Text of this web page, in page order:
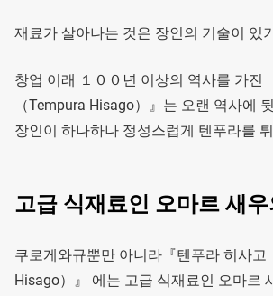
재료가 살아나는 것은 장인의 기술이 있
창업 이래 １００년 이상의 역사를 가진
（Tempura Hisago）』는 오랜 역사에
장인이 하나하나 정성스럽게 텐푸라를
고급 식재료인 오마르 새우
쿠로게와규뿐만 아니라『텐푸라 히사고
Hisago）』 에는 고급 식재료인 오마르